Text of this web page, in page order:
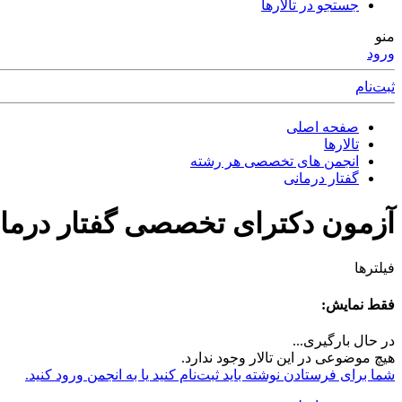
جستجو در تالارها
منو
ورود
ثبت‌نام
صفحه اصلی
تالارها
انجمن های تخصصی هر رشته
گفتار درمانی
آزمون دکترای تخصصی گفتار
فیلترها
فقط نمایش:
در حال بارگیری...
هیچ موضوعی در این تالار وجود ندارد.
شما برای فرستادن نوشته باید ثبت‌نام کنید یا به انجمن ورود کنید.